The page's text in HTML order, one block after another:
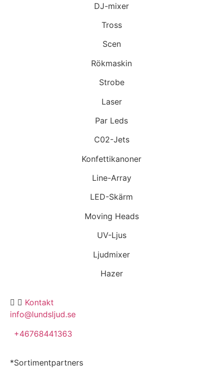
DJ-mixer
Tross
Scen
Rökmaskin
Strobe
Laser
Par Leds
C02-Jets
Konfettikanoner
Line-Array
LED-Skärm
Moving Heads
UV-Ljus
Ljudmixer
Hazer
Kontakt
info@lundsljud.se
+46768441363
*Sortimentpartners